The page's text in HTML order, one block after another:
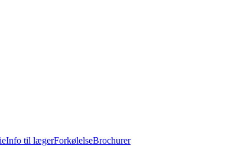
Info til lægerForkølelseBrochurer